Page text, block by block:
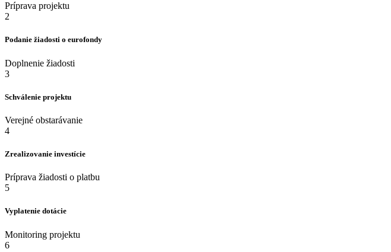
Príprava projektu
2
Podanie žiadosti o eurofondy
Doplnenie žiadosti
3
Schválenie projektu
Verejné obstarávanie
4
Zrealizovanie investície
Príprava žiadosti o platbu
5
Vyplatenie dotácie
Monitoring projektu
6